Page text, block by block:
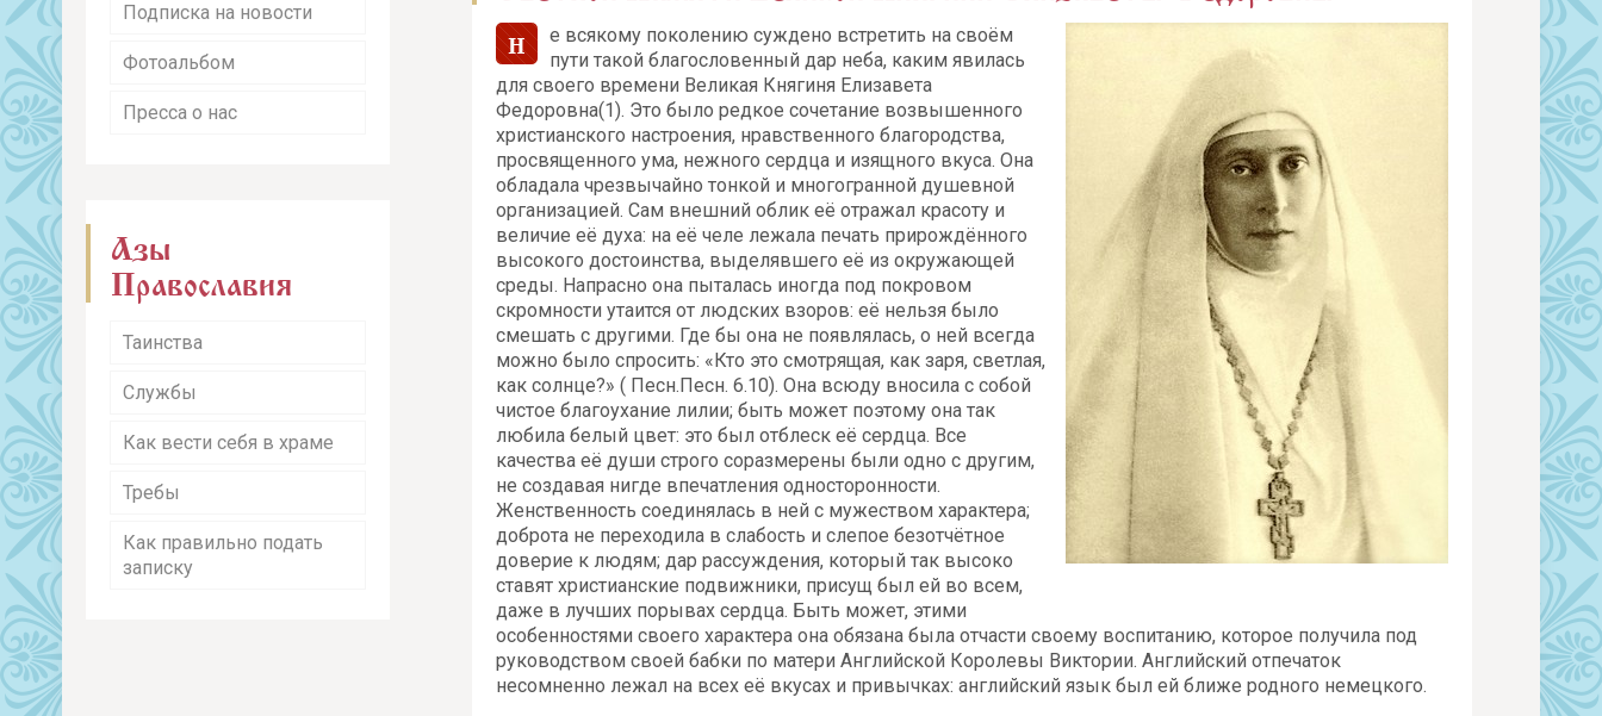
Н
е всякому поколению суждено встретить на своём
пути такой благословенный дар неба, каким явилась
для своего времени Великая Княгиня Елизавета
Федоровна(1). Это было редкое сочетание возвышенного
христианского настроения, нравственного благородства,
просвященного ума, нежного сердца и изящного вкуса. Она
обладала чрезвычайно тонкой и многогранной душевной
организацией. Сам внешний облик её отражал красоту и
величие её духа: на её челе лежала печать прирождённого
высокого достоинства, выделявшего её из окружающей
среды. Напрасно она пыталась иногда под покровом
скромности утаится от людских взоров: её нельзя было
смешать с другими. Где бы она не появлялась, о ней всегда
можно было спросить: «Кто это смотрящая, как заря, светлая,
как солнце?» ( Песн.Песн. 6.10). Она всюду вносила с собой
чистое благоухание лилии; быть может поэтому она так
любила белый цвет: это был отблеск её сердца. Все
качества её души строго соразмерены были одно с другим,
не создавая нигде впечатления односторонности.
Женственность соединялась в ней с мужеством характера;
доброта не переходила в слабость и слепое безотчётное
доверие к людям; дар рассуждения, который так высоко
ставят христианские подвижники, присущ был ей во всем,
даже в лучших порывах сердца. Быть может, этими
особенностями своего характера она обязана была отчасти своему воспитанию, которое получила под
руководством своей бабки по матери Английской Королевы Виктории. Английский отпечаток
несомненно лежал на всех её вкусах и привычках: английский язык был ей ближе родного немецкого.
Подписка на новости
Фотоальбом
Пресса о нас
Азы
Православия
Таинства
Службы
Как вести себя в храме
Требы
Как правильно подать
записку